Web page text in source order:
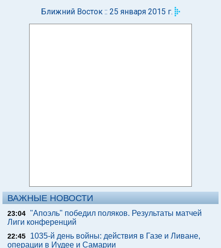
Ближний Восток :: 25 января 2015 г.
ВАЖНЫЕ НОВОСТИ
23:04 "Апоэль" победил поляков. Результаты матчей
Лиги конференций
22:45
1035-й день войны: действия в Газе и Ливане,
операции в Иудее и Самарии